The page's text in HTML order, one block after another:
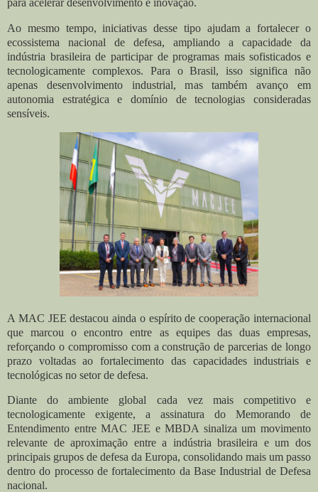
para acelerar desenvolvimento e inovação.
Ao mesmo tempo, iniciativas desse tipo ajudam a fortalecer o
ecossistema nacional de defesa, ampliando a capacidade da
indústria brasileira de participar de programas mais sofisticados e
tecnologicamente complexos. Para o Brasil, isso significa não
apenas desenvolvimento industrial, mas também avanço em
autonomia estratégica e domínio de tecnologias consideradas
sensíveis.
A MAC JEE destacou ainda o espírito de cooperação internacional
que marcou o encontro entre as equipes das duas empresas,
reforçando o compromisso com a construção de parcerias de longo
prazo voltadas ao fortalecimento das capacidades industriais e
tecnológicas no setor de defesa.
Diante do ambiente global cada vez mais competitivo e
tecnologicamente exigente, a assinatura do Memorando de
Entendimento entre MAC JEE e MBDA sinaliza um movimento
relevante de aproximação entre a indústria brasileira e um dos
principais grupos de defesa da Europa, consolidando mais um passo
dentro do processo de fortalecimento da Base Industrial de Defesa
nacional.